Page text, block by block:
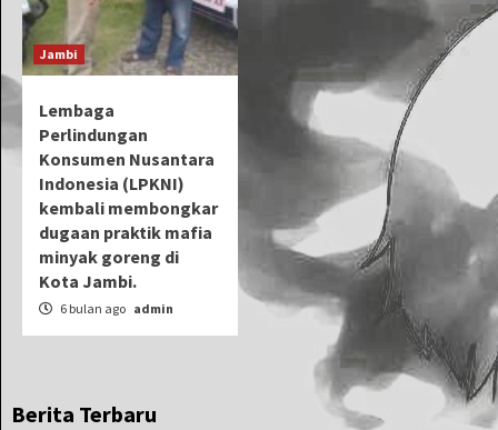
Jambi
Lembaga
Perlindungan
Konsumen Nusantara
Indonesia (LPKNI)
kembali membongkar
dugaan praktik mafia
minyak goreng di
Kota Jambi.
6 bulan ago admin
Berita Terbaru